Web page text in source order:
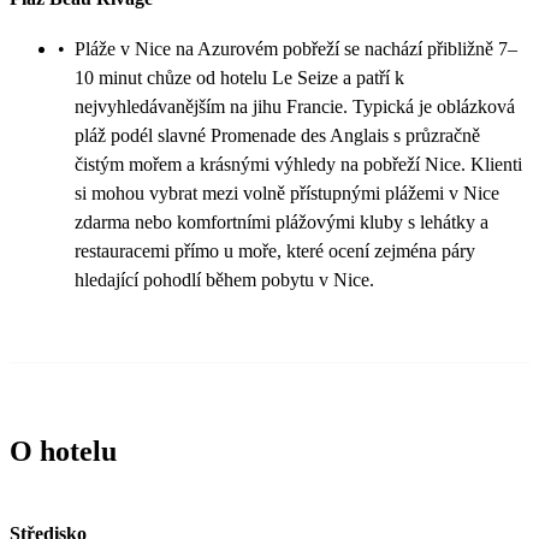
• Pláže v Nice na Azurovém pobřeží se nachází přibližně 7–
10 minut chůze od hotelu Le Seize a patří k
nejvyhledávanějším na jihu Francie. Typická je oblázková
pláž podél slavné Promenade des Anglais s průzračně
čistým mořem a krásnými výhledy na pobřeží Nice. Klienti
si mohou vybrat mezi volně přístupnými plážemi v Nice
zdarma nebo komfortními plážovými kluby s lehátky a
restauracemi přímo u moře, které ocení zejména páry
hledající pohodlí během pobytu v Nice.
O hotelu
Středisko